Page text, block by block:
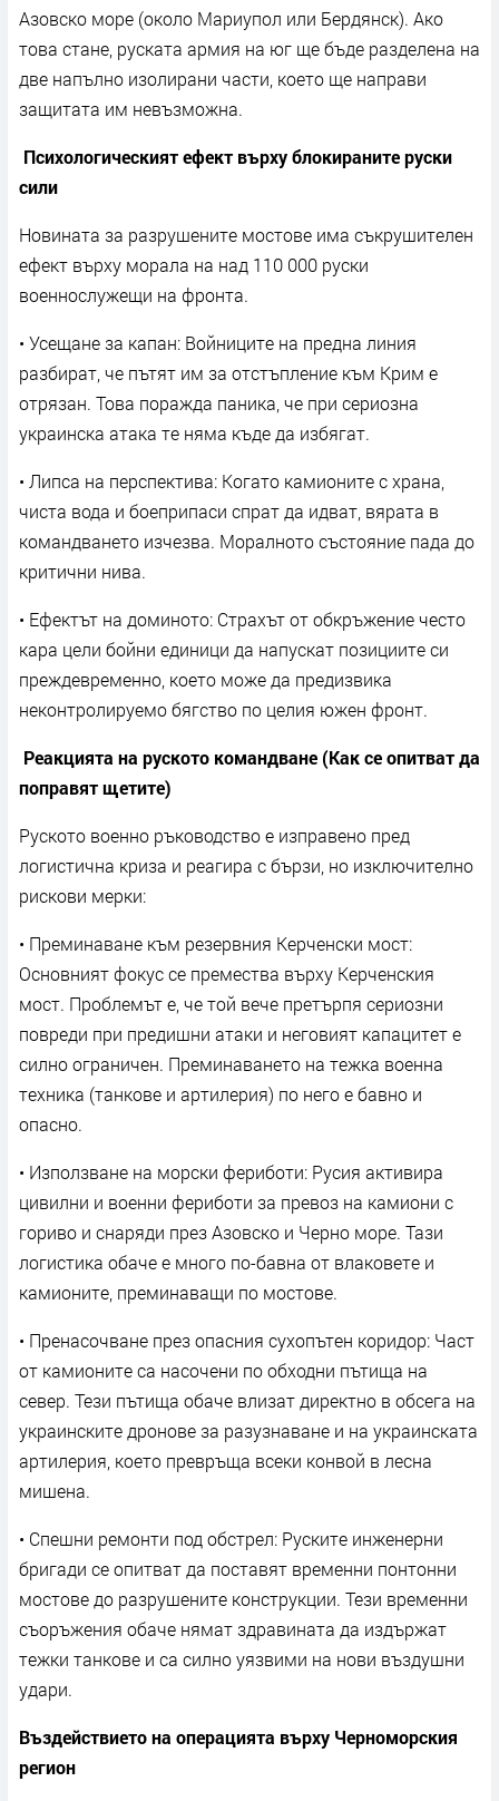
Азовско море (около Мариупол или Бердянск). Ако
това стане, руската армия на юг ще бъде разделена на
две напълно изолирани части, което ще направи
защитата им невъзможна.
Психологическият ефект върху блокираните руски
сили
Новината за разрушените мостове има съкрушителен
ефект върху морала на над 110 000 руски
военнослужещи на фронта.
• Усещане за капан: Войниците на предна линия
разбират, че пътят им за отстъпление към Крим е
отрязан. Това поражда паника, че при сериозна
украинска атака те няма къде да избягат.
• Липса на перспектива: Когато камионите с храна,
чиста вода и боеприпаси спрат да идват, вярата в
командването изчезва. Моралното състояние пада до
критични нива.
• Ефектът на доминото: Страхът от обкръжение често
кара цели бойни единици да напускат позициите си
преждевременно, което може да предизвика
неконтролируемо бягство по целия южен фронт.
Реакцията на руското командване (Как се опитват да
поправят щетите)
Руското военно ръководство е изправено пред
логистична криза и реагира с бързи, но изключително
рискови мерки:
• Преминаване към резервния Керченски мост:
Основният фокус се премества върху Керченския
мост. Проблемът е, че той вече претърпя сериозни
повреди при предишни атаки и неговият капацитет е
силно ограничен. Преминаването на тежка военна
техника (танкове и артилерия) по него е бавно и
опасно.
• Използване на морски фериботи: Русия активира
цивилни и военни фериботи за превоз на камиони с
гориво и снаряди през Азовско и Черно море. Тази
логистика обаче е много по-бавна от влаковете и
камионите, преминаващи по мостове.
• Пренасочване през опасния сухопътен коридор: Част
от камионите са насочени по обходни пътища на
север. Тези пътища обаче влизат директно в обсега на
украинските дронове за разузнаване и на украинската
артилерия, което превръща всеки конвой в лесна
мишена.
• Спешни ремонти под обстрел: Руските инженерни
бригади се опитват да поставят временни понтонни
мостове до разрушените конструкции. Тези временни
съоръжения обаче нямат здравината да издържат
тежки танкове и са силно уязвими на нови въздушни
удари.
Въздействието на операцията върху Черноморския
регион